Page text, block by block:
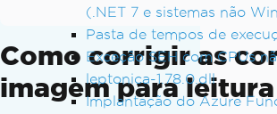
(.NET 7 e sistemas não
Pasta de tempos de
Exceção SEH com CPUs
leptonica-1.78.0.dll
Implantação do Azure
Como corrigir as
imagem para